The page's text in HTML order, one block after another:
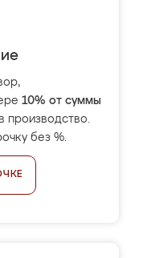
10% от суммы
производство.
без %.